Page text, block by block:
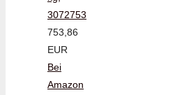
3072753
753,86
EUR
Bei
Amazon